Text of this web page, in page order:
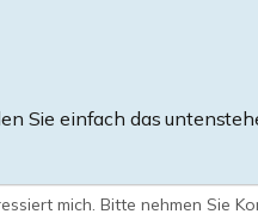
Sie einfach das